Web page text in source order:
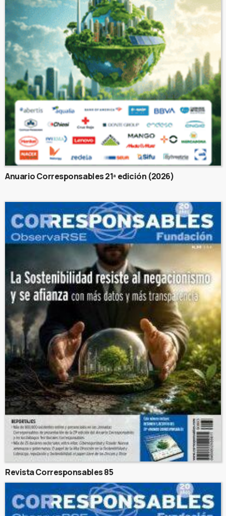
Anuario Corresponsables 21ª edición (2026)
Revista Corresponsables 85